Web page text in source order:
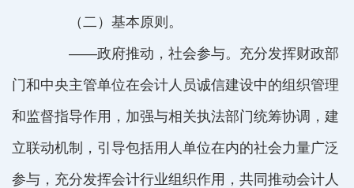
（二）基本原则。
——政府推动，社会参与。充分发挥财政部
门和中央主管单位在会计人员诚信建设中的组织管理
和监督指导作用，加强与相关执法部门统筹协调，建
立联动机制，引导包括用人单位在内的社会力量广泛
参与，充分发挥会计行业组织作用，共同推动会计人